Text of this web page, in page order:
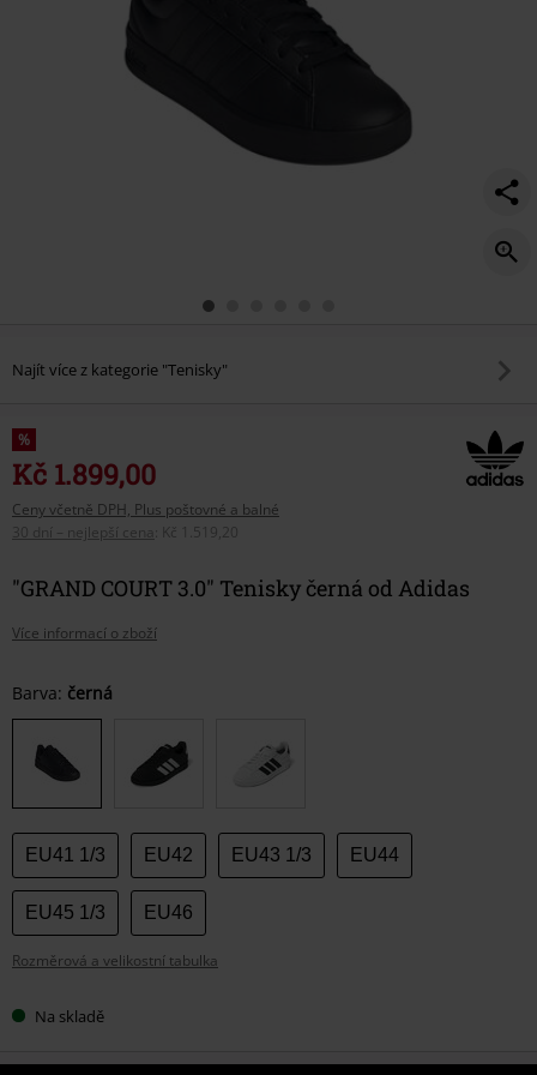
Najít více z kategorie "Tenisky"
%
Kč 1.899,00
Ceny včetně DPH, Plus poštovné a balné
30 dní – nejlepší cena
Kč 1.519,20
"GRAND COURT 3.0" Tenisky černá od Adidas
Více informací o zboží
Vyberte
si
velikost
Barva: černá
EU41 1/3 EU42 EU43 1/3 EU44
EU45 1/3 EU46
Rozměrová a velikostní tabulka
Na skladě